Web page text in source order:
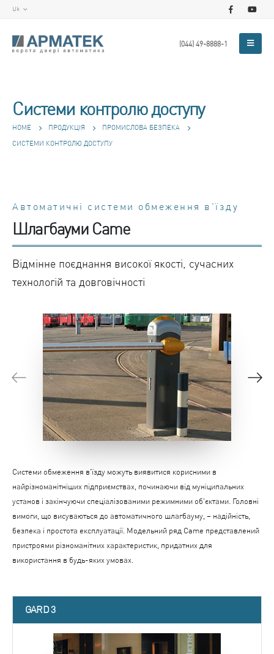
Uk
(044) 49-8888-1
Системи контролю доступу
HOME ПРОДУКЦІЯ
ПРОМИСЛОВА БЕЗПЕКА
СИСТЕМИ КОНТРОЛЮ ДОСТУПУ
Автоматичні системи обмеження в'їзду
Шлагбауми Came
Відмінне поєднання високої якості, сучасних
технологій та довговічності
Cистеми обмеження в'їзду можуть виявитися корисними в
найрізноманітніших підприємствах, починаючи від муніципальних
установ і закінчуючи спеціалізованими режимними об'єктами. Головні
вимоги, що висуваються до автоматичного шлагбауму, – надійність,
безпека і простота експлуатації. Модельний ряд Came представлений
пристроями різноманітних характеристик, придатних для
використання в будь-яких умовах.
GARD 3